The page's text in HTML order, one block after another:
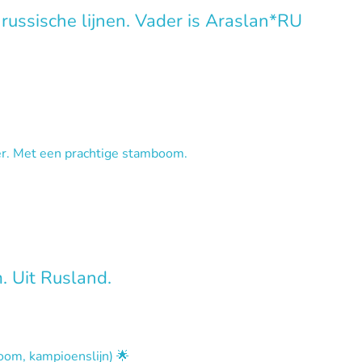
lijnen. Vader is Araslan*RU
Met een prachtige stamboom.
Uit Rusland.
kampioenslijn) 🌟